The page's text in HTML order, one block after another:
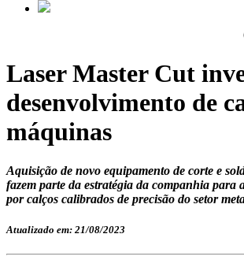
Laser Master Cut
desenvolvimento de
máquinas
Aquisição de novo equipamento de corte e
fazem parte da estratégia da companhia para
por calços calibrados de precisão do setor
Atualizado em: 21/08/2023